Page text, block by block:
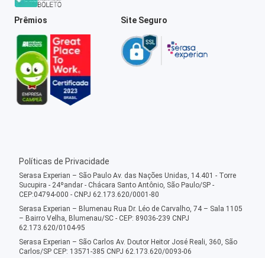
Prêmios Site Seguro
Políticas de Privacidade
Serasa Experian – São Paulo Av. das Nações Unidas, 14.401 - Torre
Sucupira - 24ºandar - Chácara Santo Antônio, São Paulo/SP -
CEP:04794-000 - CNPJ 62.173.620/0001-80
Serasa Experian – Blumenau Rua Dr. Léo de Carvalho, 74 – Sala 1105
– Bairro Velha, Blumenau/SC - CEP: 89036-239 CNPJ
62.173.620/0104-95
Serasa Experian – São Carlos Av. Doutor Heitor José Reali, 360, São
Carlos/SP CEP: 13571-385 CNPJ 62.173.620/0093-06